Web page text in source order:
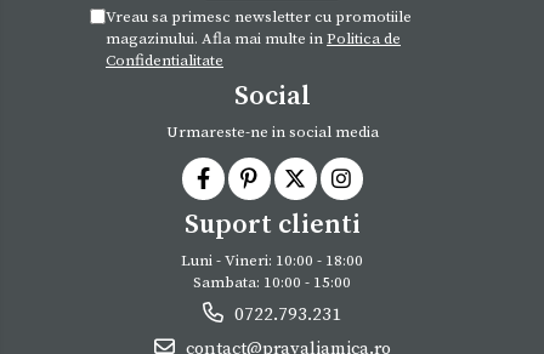
Vreau sa primesc newsletter cu promotiile
magazinului. Afla mai multe inPolitica de
Confidentialitate
Social
Urmareste-ne in social media
Suport clienti
Luni - Vineri: 10:00 - 18:00
Sambata: 10:00 - 15:00
0722.793.231
contact@pravaliamica.ro